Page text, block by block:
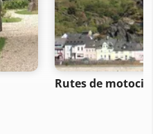
Rutes de